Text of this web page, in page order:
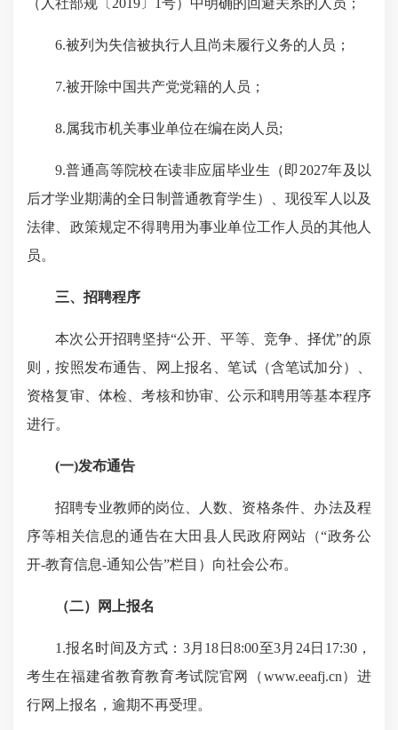
（人社部规〔 2019 号）中明确的回避关系的人员；
6.被列为失信被执行人且尚未履行义务的人员；
7.被开除中国共产党党籍的人员；
8.属我市机关事业单位在编在岗人员;
9.普通高等院校在读非应届毕业生（即 2027年及以
后才学业期满的全日制普通教育学生）、现役军人以及
法律、政策规定不得聘用为事业单位工作人员的其他人
员。
三、招聘程序
本次公开招聘坚持“公开、平等、竞争、择优”的原
则，按照发布通告、网上报名、笔试（含笔试加分）、
资格复审、体检、考核和协审、公示和聘用等基本程序
进行。
(一)发布通告
招聘专业教师的岗位、人数、资格条件、办法及程
序等相关信息的通告在大田县人民政府网站（“政务公
开-教育信息-通知公告”栏目）向社会公布。
（二）网上报名
1.报名时间及方式： 3月 18 日8:00至3月 24日 17:30，
考生在福建省教育教育考试院官网 （www.eeafj.cn）进
行网上报名， 逾期不再受理。